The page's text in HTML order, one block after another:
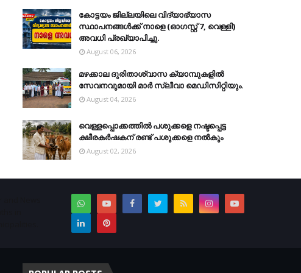
കോട്ടയം ജില്ലയിലെ വിദ്യാഭ്യാസ
സ്ഥാപനങ്ങള്‍ക്ക് നാളെ (ഓഗസ്റ്റ് 7, വെള്ളി)
അവധി പ്രഖ്യാപിച്ചു.
August 06, 2026
മഴക്കാല ദുരിതാശ്വാസ ക്യാമ്പുകളിൽ
സേവനവുമായി മാർ സ്ലീവാ മെഡിസിറ്റിയും.
August 04, 2026
വെള്ളപ്പൊക്കത്തില്‍ പശുക്കളെ നഷ്ടപ്പെട്ട
ക്ഷീരകര്‍ഷകന് രണ്ട് പശുക്കളെ നല്‍കും
August 02, 2026